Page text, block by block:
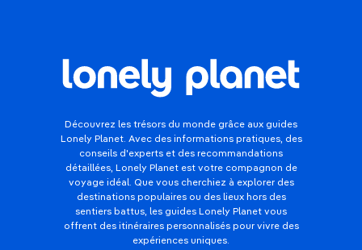
Découvrez les trésors du monde grâce aux guides
Lonely Planet. Avec des informations pratiques, des
conseils d'experts et des recommandations
détaillées, Lonely Planet est votre compagnon de
voyage idéal. Que vous cherchiez à explorer des
destinations populaires ou des lieux hors des
sentiers battus, les guides Lonely Planet vous
offrent des itinéraires personnalisés pour vivre des
expériences uniques.